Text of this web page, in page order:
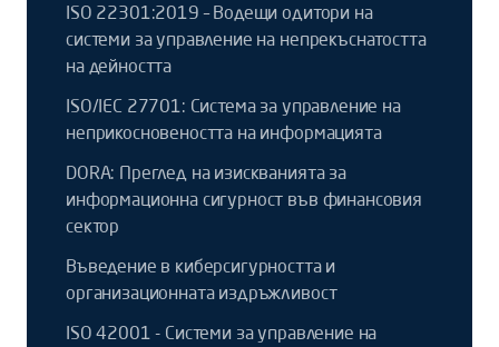
ISO 22301:2019 – Водещи одитори на
системи за управление на непрекъснатостта
на дейността
ISO/IEC 27701: Система за управление на
неприкосновеността на информацията
DORA: Преглед на изискванията за
информационна сигурност във финансовия
сектор
Въведение в киберсигурността и
организационната издръжливост
ISO 42001 - Системи за управление на